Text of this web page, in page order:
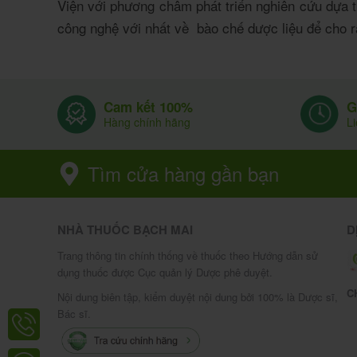
Viện với phương châm phát triển nghiên cứu
công nghệ với nhất về bào chế dược liệu để cho
Cam kết 100%
Hàng chính hãng
Tìm cửa hàng gần bạn
NHÀ THUỐC BẠCH MAI
Trang thông tin chính thống về thuốc theo Hướng dẫn sử
dụng thuốc được Cục quản lý Dược phê duyệt.
Nội dung biên tập, kiểm duyệt nội dung bởi 100% là Dược sĩ,
Bác sĩ.